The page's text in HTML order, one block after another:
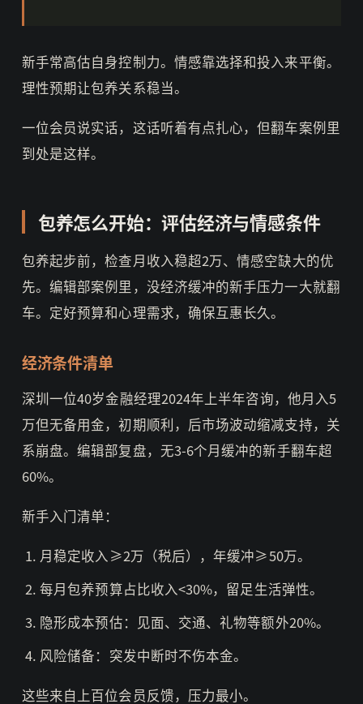
新手常高估自身控制力。情感靠选择和投入来平衡。
理性预期让包养关系稳当。
一位会员说实话，这话听着有点扎心，但翻车案例里
到处是这样。
包养怎么开始：评估经济与情感条件
包养起步前，检查月收入稳超2万、情感空缺大的优
先。编辑部案例里，没经济缓冲的新手压力一大就翻
车。定好预算和心理需求，确保互惠长久。
经济条件清单
深圳一位40岁金融经理2024年上半年咨询，他月入5
万但无备用金，初期顺利，后市场波动缩减支持，关
系崩盘。编辑部复盘，无3-6个月缓冲的新手翻车超
60%。
新手入门清单：
月稳定收入≥2万（税后），年缓冲≥50万。
每月包养预算占比收入<30%，留足生活弹性。
隐形成本预估：见面、交通、礼物等额外20%。
风险储备：突发中断时不伤本金。
这些来自上百位会员反馈，压力最小。